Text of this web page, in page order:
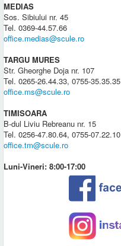
MEDIAS
Sos. Sibiului nr. 45
Tel. 0369-44.57.66
office.medias@scule.ro
TARGU MURES
Str. Gheorghe Doja nr. 107
Tel. 0265-26.44.33, 0755-35.35.35
office.ms@scule.ro
TIMISOARA
B-dul Liviu Rebreanu nr. 15
Tel. 0256-47.80.64, 0755-07.22.10
office.tm@scule.ro
Luni-Vineri: 8:00-17:00